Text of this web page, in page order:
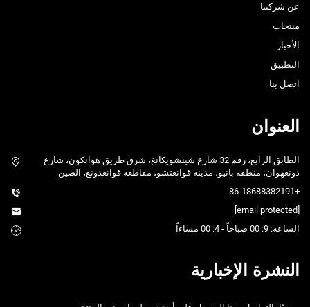
عن شركتنا
منتجات
الأخبار
التطبيق
اتصل بنا
العنوان
الطابق الرابع، رقم 32 شارع شينشويكانغ، شرق طريق هوانكون، شارع
دونغهوان، منطقة بانيو، مدينة قوانغتشو، مقاطعة قوانغدونغ، الصين
+86-18688382191
[email protected]
الساعة: 9: 00 صباحاً - 4: 00 مساءاً
النشرة الإخبارية